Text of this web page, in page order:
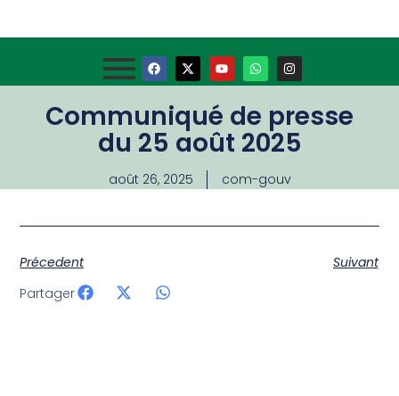
Communiqué de presse
du 25 août 2025
août 26, 2025 com-gouv
Précedent
Suivant
Partager